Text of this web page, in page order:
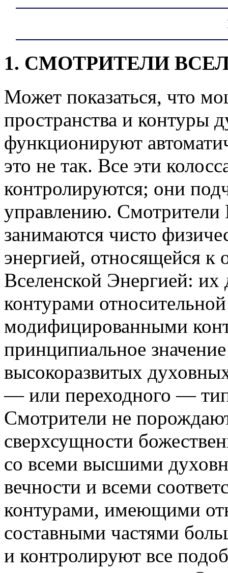
1. СМОТРИТЕЛИ
Может показаться, что
пространства и контуры
функционируют
это не так. Все эти
контролируются; они
управлению. Смотрители
занимаются чисто
энергией, относящейся
Вселенской Энергией: их
контурами
модифицированными
принципиальное
высокоразвитых
— или переходного —
Смотрители не
сверхсущности
со всеми высшими
вечности и всеми
контурами, имеющими
составными частями
и контролируют все